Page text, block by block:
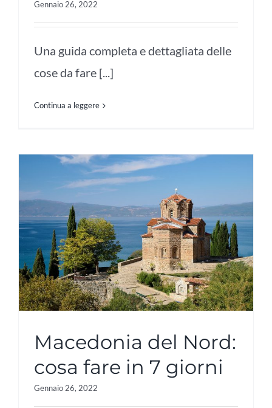
Gennaio 26, 2022
Una guida completa e dettagliata delle
cose da fare [...]
Continua a leggere
Macedonia del Nord:
cosa fare in 7 giorni
Gennaio 26, 2022